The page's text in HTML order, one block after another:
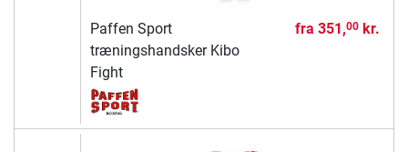
Paffen Sport
træningshandsker Kibo
Fight
fra 351,00kr.